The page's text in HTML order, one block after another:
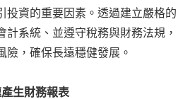
投資的重要因素。透過建立嚴格的
計系統、並遵守稅務與財務法規，
險，確保長遠穩健發展。
生財務報表